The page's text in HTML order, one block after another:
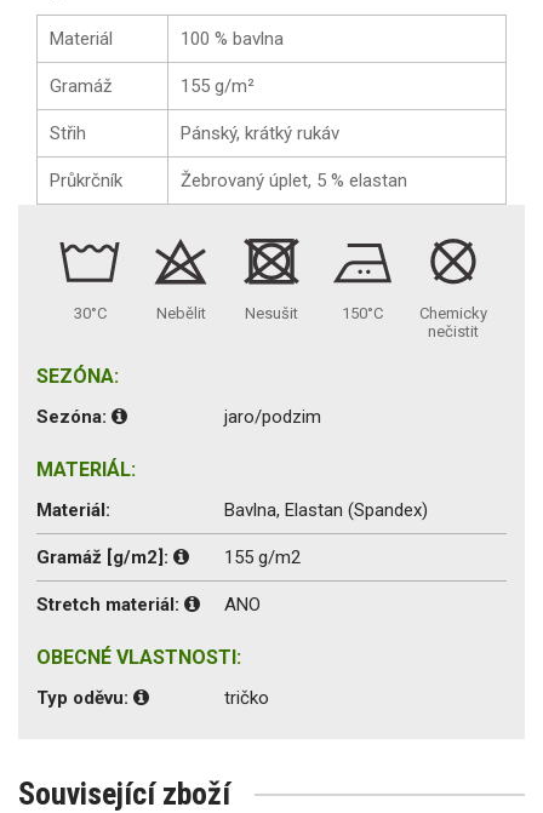
Materiál 100 % bavlna
Gramáž 155 g/m²
Střih Pánský, krátký rukáv
Průkrčník Žebrovaný úplet, 5 % elastan
30°C Nebělit Nesušit 150°C
Chemicky
nečistit
SEZÓNA:
Sezóna: jaro/podzim
MATERIÁL:
Materiál: Bavlna, Elastan (Spandex)
Gramáž [g/m2]: 155 g/m2
Stretch materiál: ANO
OBECNÉ VLASTNOSTI:
Typ oděvu: tričko
Související zboží